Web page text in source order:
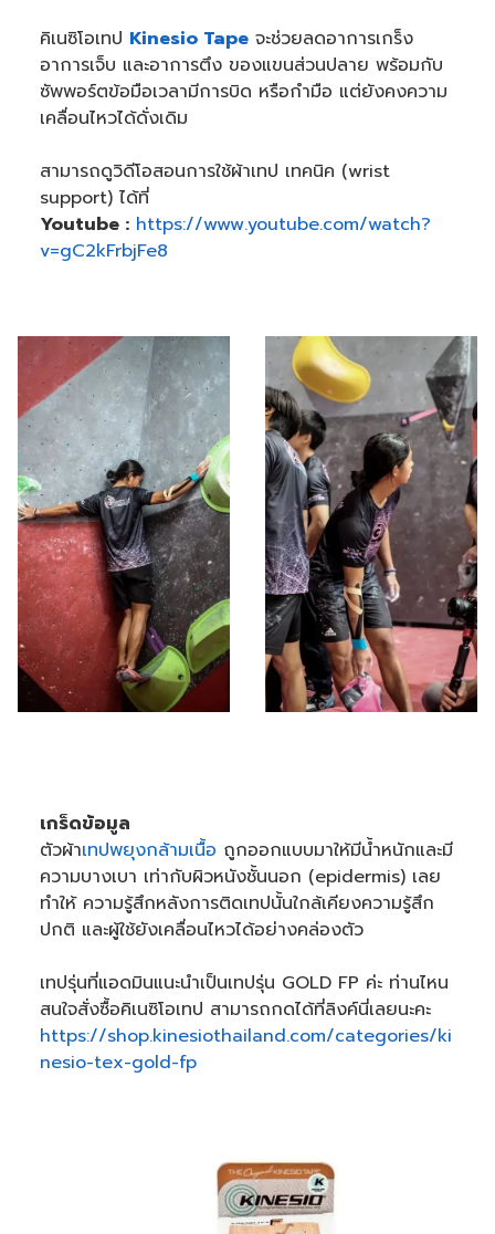
คิเนซิโอเทป Kinesio Tapeจะช่วยลดอาการเกร็ง
อาการเจ็บ และอาการตึง ของแขนส่วนปลาย พร้อมกับ
ซัพพอร์ตข้อมือเวลามีการบิด หรือกำมือ แต่ยังคงความ
เคลื่อนไหวได้ดั่งเดิม
สามารถดูวิดีโอสอนการใช้ผ้าเทป เทคนิค (wrist
support) ได้ที่
Youtube : https://www.youtube.com/watch?
v=gC2kFrbjFe8
เกร็ดข้อมูล
ตัวผ้าเทปพยุงกล้ามเนื้อ ถูกออกแบบมาให้มีน้ำหนักและมี
ความบางเบา เท่ากับผิวหนังชั้นนอก (epidermis) เลย
ทำให้ ความรู้สึกหลังการติดเทปนั้นใกล้เคียงความรู้สึก
ปกติ และผู้ใช้ยังเคลื่อนไหวได้อย่างคล่องตัว
เทปรุ่นที่แอดมินแนะนำเป็นเทปรุ่น GOLD FP ค่ะ ท่านไหน
สนใจสั่งซื้อคิเนซิโอเทป สามารถกดได้ที่ลิงค์นี่เลยนะคะ
https://shop.kinesiothailand.com/categories/ki
nesio-tex-gold-fp